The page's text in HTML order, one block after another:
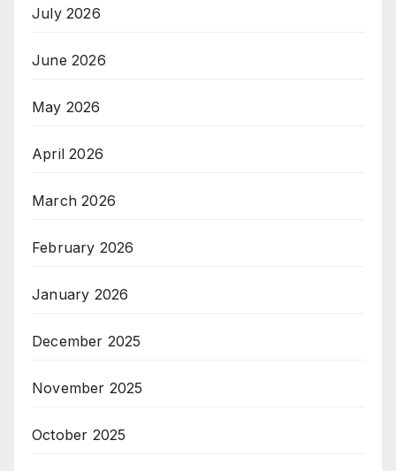
July 2026
June 2026
May 2026
April 2026
March 2026
February 2026
January 2026
December 2025
November 2025
October 2025